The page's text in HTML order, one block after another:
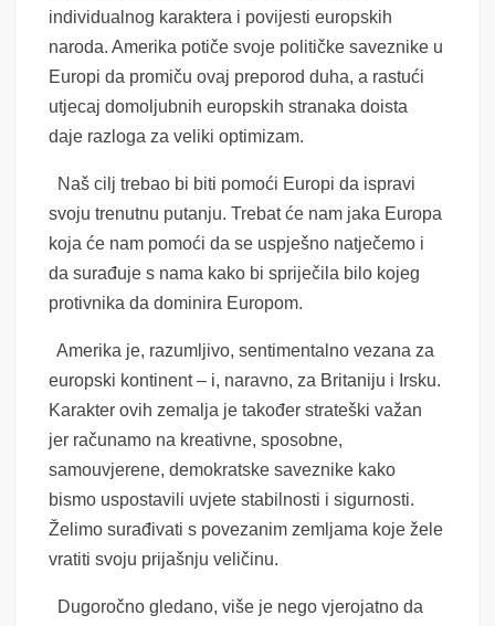
individualnog karaktera i povijesti europskih
naroda. Amerika potiče svoje političke saveznike u
Europi da promiču ovaj preporod duha, a rastući
utjecaj domoljubnih europskih stranaka doista
daje razloga za veliki optimizam.
Naš cilj trebao bi biti pomoći Europi da ispravi
svoju trenutnu putanju. Trebat će nam jaka Europa
koja će nam pomoći da se uspješno natječemo i
da surađuje s nama kako bi spriječila bilo kojeg
protivnika da dominira Europom.
Amerika je, razumljivo, sentimentalno vezana za
europski kontinent – i, naravno, za Britaniju i Irsku.
Karakter ovih zemalja je također strateški važan
jer računamo na kreativne, sposobne,
samouvjerene, demokratske saveznike kako
bismo uspostavili uvjete stabilnosti i sigurnosti.
Želimo surađivati ​​s povezanim zemljama koje žele
vratiti svoju prijašnju veličinu.
Dugoročno gledano, više je nego vjerojatno da